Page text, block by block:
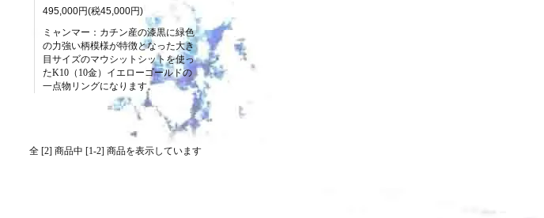
495,000円(税45,000円)
ミャンマー：カチン産の漆黒に緑色
の力強い柄模様が特徴となった大き
目サイズのマウシットシットを使っ
たK10（10金）イエローゴールドの
一点物リングになります。
全 [2] 商品中 [1-2] 商品を表示しています